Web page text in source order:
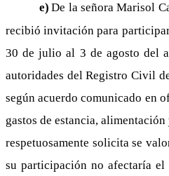
e) De la señora Marisol
recibió invitación para
30 de julio al 3 de agosto del
autoridades del Registro Civil
según acuerdo comunicado en
gastos de estancia,
respetuosamente solicita se
su participación no afectaría